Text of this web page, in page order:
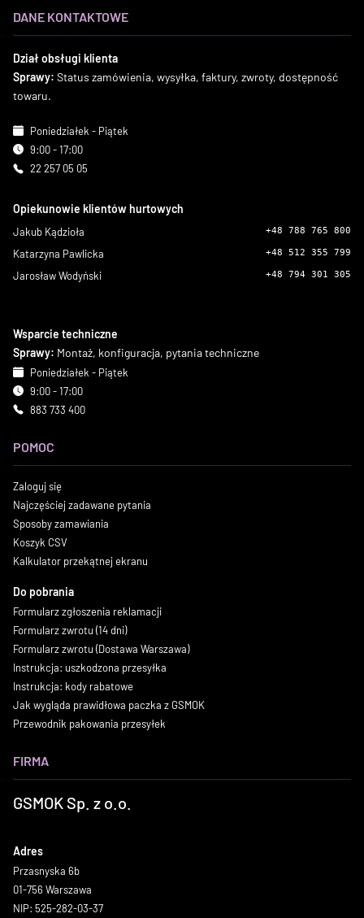
DANE KONTAKTOWE
Dział obsługi klienta
Sprawy: Status zamówienia, wysyłka, faktury, zwroty, dostępność
towaru.
Poniedziałek - Piątek
9:00 - 17:00
22 257 05 05
Opiekunowie klientów hurtowych
Jakub Kądzioła +48 788 765 800
Katarzyna Pawlicka +48 512 355 799
Jarosław Wodyński +48 794 301 305
Wsparcie techniczne
Sprawy: Montaż, konfiguracja, pytania techniczne
Poniedziałek - Piątek
9:00 - 17:00
883 733 400
POMOC
Zaloguj się
Najczęściej zadawane pytania
Sposoby zamawiania
Koszyk CSV
Kalkulator przekątnej ekranu
Do pobrania
Formularz zgłoszenia reklamacji
Formularz zwrotu (14 dni)
Formularz zwrotu (Dostawa Warszawa)
Instrukcja: uszkodzona przesyłka
Instrukcja: kody rabatowe
Jak wygląda prawidłowa paczka z GSMOK
Przewodnik pakowania przesyłek
FIRMA
GSMOK Sp. z o.o.
Adres
Przasnyska 6b
01-756 Warszawa
NIP: 525-282-03-37